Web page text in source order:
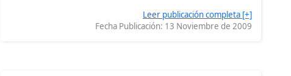
Leer publicación completa [+]
Fecha Publicación: 13 Noviembre de 2009